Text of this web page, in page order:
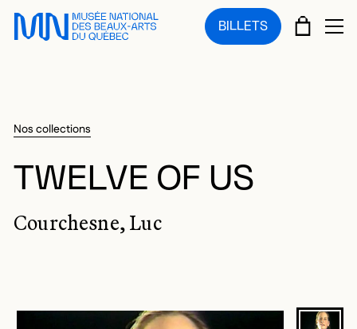
Sauter au menu principal
Sauter au contenu principal
Sauter au pied de page
BILLETS PANIER
Nos collections
TWELVE OF US
Courchesne, Luc